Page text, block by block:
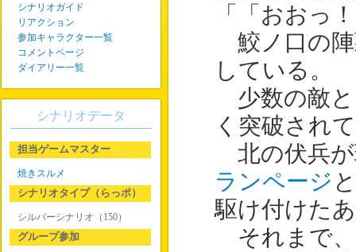
「「おおっ
鮫ノ口の陣
している。
少数の敵と
く突破され
北の伏兵が
ランページ と
駆け付けた
それまで、
シナリオガイド
リアクション
参加キャラクター一覧
コメントページ
ダイアリー一覧
シナリオデータ
担当ゲームマスター
焼きスルメ
シナリオタイプ（らっポ）
シルバーシナリオ（150）
グループ参加